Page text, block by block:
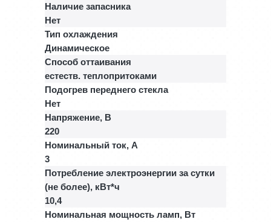
Наличие запасника
Нет
Тип охлаждения
Динамическое
Способ оттаивания
естеств. теплопритоками
Подогрев переднего стекла
Нет
Напряжение, В
220
Номинальный ток, A
3
Потребление электроэнергии за сутки
(не более), кВт*ч
10,4
Номинальная мощность ламп, Вт